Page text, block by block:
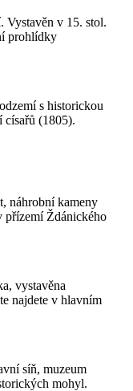
Vystavěn v 15. stol.
prohlídky
s historickou
(1805).
náhrobní kameny
přízemí Ždánického
vystavěna
najdete v hlavním
síň, muzeum
mohyl.